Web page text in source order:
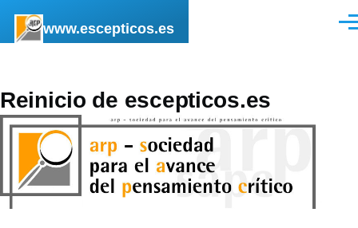
www.escepticos.es
Reinicio de escepticos.es